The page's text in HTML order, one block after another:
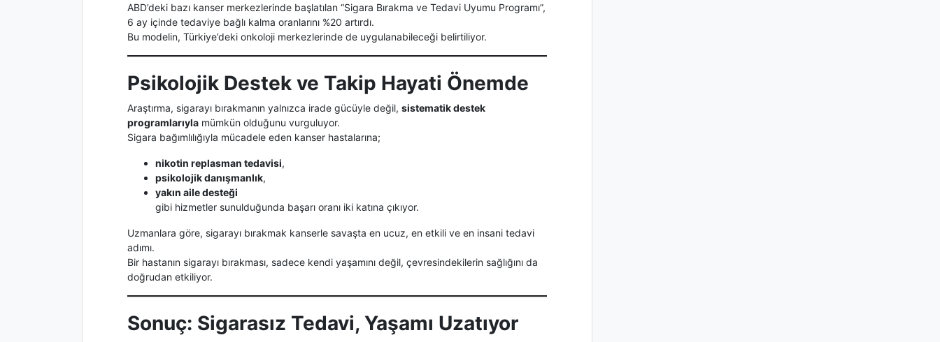
ABD’deki bazı kanser merkezlerinde başlatılan “Sigara Bırakma ve Tedavi Uyumu Programı”,
6 ay içinde tedaviye bağlı kalma oranlarını %20 artırdı.
Bu modelin, Türkiye’deki onkoloji merkezlerinde de uygulanabileceği belirtiliyor.
Psikolojik Destek ve Takip Hayati Önemde
Araştırma, sigarayı bırakmanın yalnızca irade gücüyle değil, sistematik destek
programlarıyla mümkün olduğunu vurguluyor.
Sigara bağımlılığıyla mücadele eden kanser hastalarına;
nikotin replasman tedavisi,
psikolojik danışmanlık,
yakın aile desteği
gibi hizmetler sunulduğunda başarı oranı iki katına çıkıyor.
Uzmanlara göre, sigarayı bırakmak kanserle savaşta en ucuz, en etkili ve en insani tedavi
adımı.
Bir hastanın sigarayı bırakması, sadece kendi yaşamını değil, çevresindekilerin sağlığını da
doğrudan etkiliyor.
Sonuç: Sigarasız Tedavi, Yaşamı Uzatıyor